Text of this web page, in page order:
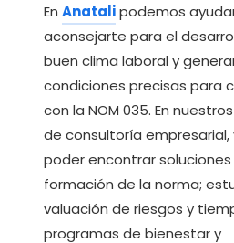
En Anatalipodemos
aconsejarte para el
buen clima laboral y
condiciones precisas para
con la NOM 035. En
de consultoría empresarial,
poder encontrar
formación de la norma;
valuación de riesgos y
programas de bienestar y